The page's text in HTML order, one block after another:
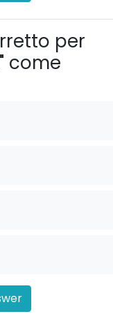
per
come